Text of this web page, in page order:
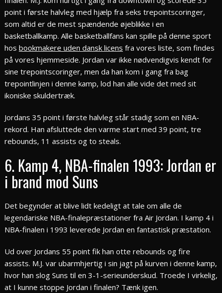
point i første halvleg med hjælp fra seks trepointscoringer,
som altid er de mest spændende øjeblikke i en
basketballkamp. Alle basketballfans kan spille på denne sport
hos bookmakere uden dansk licens fra vores liste, som findes
på vores hjemmeside. Jordan var ikke nødvendigvis kendt for
sine trepointscoringer, men da han kom i gang fra bag
trepointlinjen i denne kamp, lod han alle vide det med sit
ikoniske skuldertræk.
Jordans 35 point i første halvleg står stadig som en NBA-
rekord. Han afsluttede den varme start med 39 point, tre
rebounds, 11 assists og to steals.
6. Kamp 4, NBA-finalen 1993: Jordan er
i brand mod Suns
Det begynder at blive lidt kedeligt at tale om alle de
legendariske NBA-finalepræstationer fra Air Jordan. I kamp 4 i
NBA-finalen i 1993 leverede Jordan en fantastisk præstation.
Ud over Jordans 55 point fik han otte rebounds og fire
assists. M.J. var ubarmhjertig i sin jagt på kurven i denne kamp,
hvor han slog Suns til en 3-1-serieunderskud. Troede I virkelig,
at I kunne stoppe Jordan i finalen? Tænk igen.